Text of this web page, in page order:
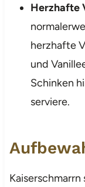
Herzhafte
herzhafte
und
Schinken
serviere.